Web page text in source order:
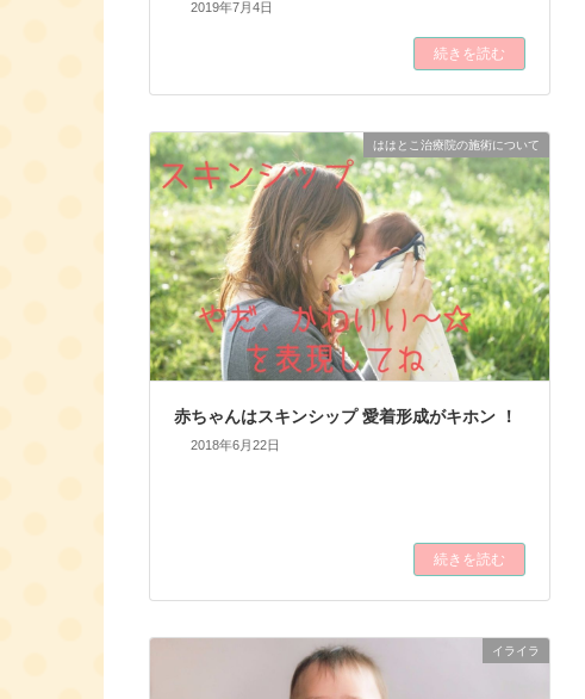
2019年7月4日
続きを読む
ははとこ治療院の施術について
赤ちゃんはスキンシップ 愛着形成がキホン ！
2018年6月22日
続きを読む
イライラ